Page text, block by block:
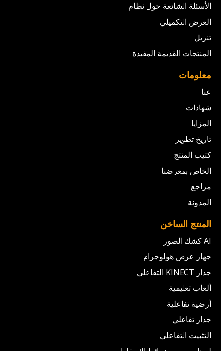
الأسئلة الشائعة حول نظام
العرض التكميلي
تنزيل
المنتجات القديمة المفيدة
معلومات
عنا
شهادات
المزايا
تاريخ تطوير
كتيب المنتج
الخاص بمعرضنا
مراجع
المدونة
المنتج الساخن
AI كشك الصور
جهاز عرض هولوجرام
جدار KINECT التفاعلي
ألعاب تعليمية
أرضية تفاعلية
جدار تفاعلي
التثبيت التفاعلي